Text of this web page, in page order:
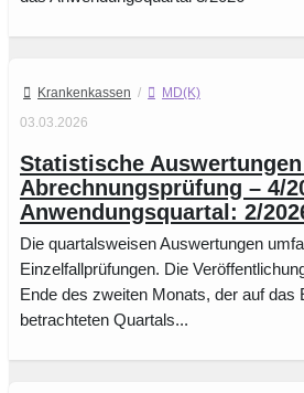
Krankenkassen /
MD(K)
03.03.2026
Statistische
Abrechnungsprüfung – 4/
Anwendungsquartal: 2/
Die quartalsweisen Auswertungen
Einzelfallprüfungen. Die
Ende des zweiten Monats, der auf das
betrachteten Quartals...